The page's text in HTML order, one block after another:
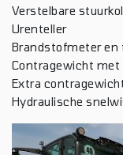
Verstelbare
Urenteller
Brandstofmeter en
Contragewicht met
Extra
Hydraulische